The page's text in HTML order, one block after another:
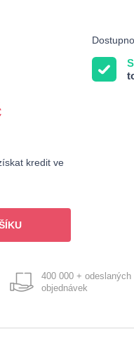
kredit ve
400 000 + odeslaných
objednávek